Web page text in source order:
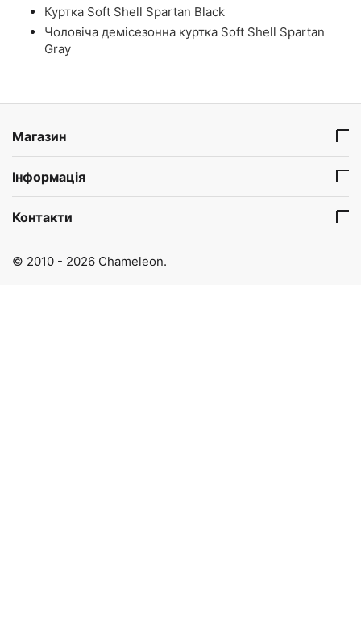
Куртка Soft Shell Spartan Black
Чоловіча демісезонна куртка Soft Shell Spartan
Gray
Магазин
Інформація
Контакти
© 2010 - 2026 Chameleon.